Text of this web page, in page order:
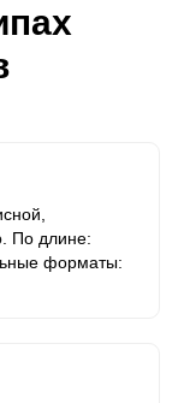
По длине:
форматы: